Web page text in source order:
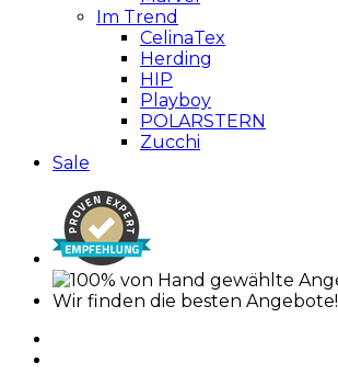
Im Trend
CelinaTex
Herding
HIP
Playboy
POLARSTERN
Zucchi
Sale
Wir finden die besten Angebote!